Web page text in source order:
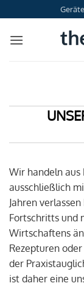
Inhalt
springen
Wir handeln aus
ausschließlich
Jahren
Fortschritts und
Wirtschaftens
Rezepturen
der
ist daher eine